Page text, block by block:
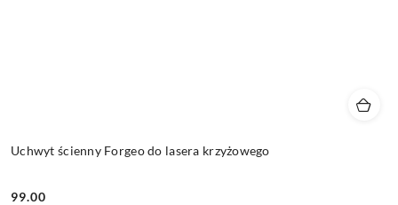
Uchwyt ścienny Forgeo do lasera krzyżowego
99.00